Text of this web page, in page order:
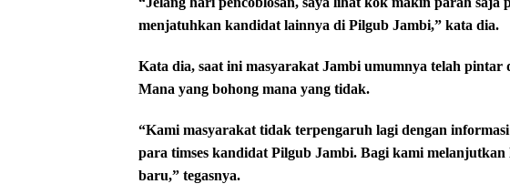
menjatuhkan kandidat lainnya di Pilgub Jambi,” kata dia.
Kata dia, saat ini masyarakat Jambi umumnya telah
Mana yang bohong mana yang tidak.
“Kami masyarakat tidak terpengaruh lagi dengan
para timses kandidat Pilgub Jambi. Bagi kami
baru,” tegasnya.